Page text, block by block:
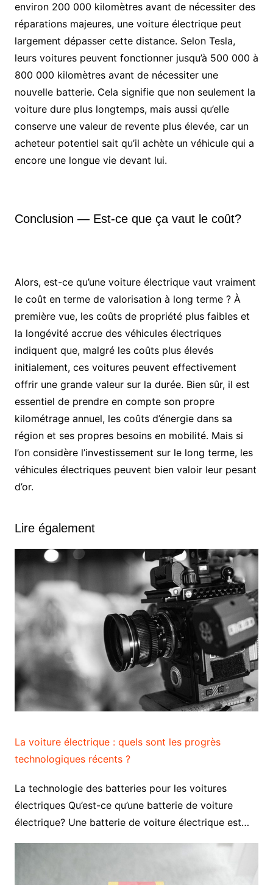
environ 200 000 kilomètres avant de nécessiter des
réparations majeures, une voiture électrique peut
largement dépasser cette distance. Selon Tesla,
leurs voitures peuvent fonctionner jusqu’à 500 000 à
800 000 kilomètres avant de nécessiter une
nouvelle batterie. Cela signifie que non seulement la
voiture dure plus longtemps, mais aussi qu’elle
conserve une valeur de revente plus élevée, car un
acheteur potentiel sait qu’il achète un véhicule qui a
encore une longue vie devant lui.
Conclusion — Est-ce que ça vaut le coût?
Alors, est-ce qu’une voiture électrique vaut vraiment
le coût en terme de valorisation à long terme ? À
première vue, les coûts de propriété plus faibles et
la longévité accrue des véhicules électriques
indiquent que, malgré les coûts plus élevés
initialement, ces voitures peuvent effectivement
offrir une grande valeur sur la durée. Bien sûr, il est
essentiel de prendre en compte son propre
kilométrage annuel, les coûts d’énergie dans sa
région et ses propres besoins en mobilité. Mais si
l’on considère l’investissement sur le long terme, les
véhicules électriques peuvent bien valoir leur pesant
d’or.
Lire également
La voiture électrique : quels sont les progrès
technologiques récents ?
La technologie des batteries pour les voitures
électriques Qu’est-ce qu’une batterie de voiture
électrique? Une batterie de voiture électrique est…